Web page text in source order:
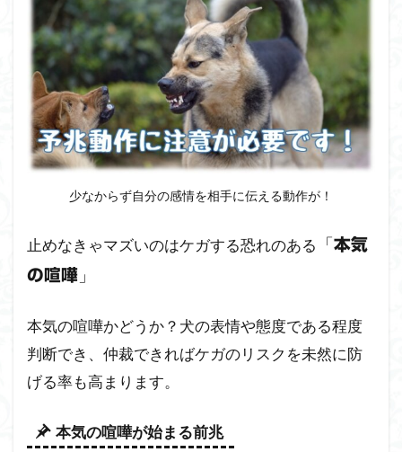
～ま
とめ
～
少なからず自分の感情を相手に伝える動作が！
止めなきゃマズいのはケガする恐れのある 「本気
の喧嘩 」
本気の喧嘩かどうか？犬の表情や態度である程度
判断でき、仲裁できればケガのリスクを未然に防
げる率も高まります。
本気の喧嘩が始まる前兆